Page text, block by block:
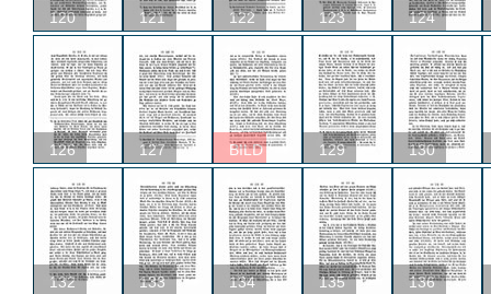
120 121 122 123 124
126 127 BILD 129 130
132 133 134 135 136